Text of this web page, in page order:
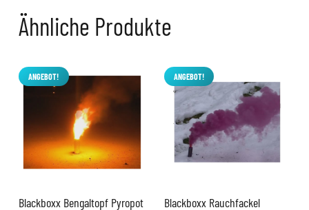
Ähnliche Produkte
ANGEBOT!
Blackboxx Bengaltopf Pyropot
ANGEBOT!
Blackboxx Rauchfackel